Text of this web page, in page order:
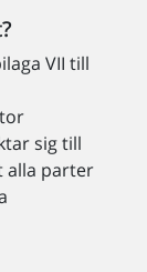
VII till
sig till
alla parter